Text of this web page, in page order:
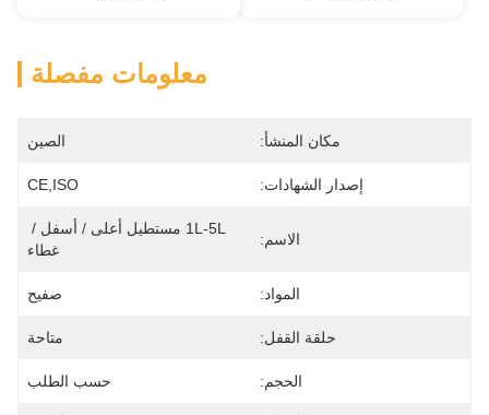
معلومات مفصلة
مكان المنشأ: الصين
إصدار الشهادات: CE,ISO
الاسم:
غطاء
المواد: صفيح
حلقة القفل: متاحة
الحجم: حسب الطلب